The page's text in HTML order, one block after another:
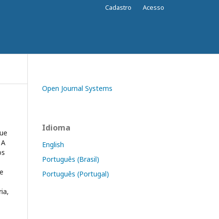
Cadastro Acesso
Open Journal Systems
Idioma
English
Português (Brasil)
Português (Portugal)